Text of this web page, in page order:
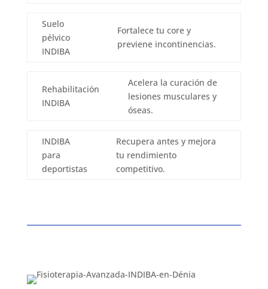
Suelo
pélvico
INDIBA
Fortalece tu core y
previene incontinencias.
Rehabilitación
INDIBA
Acelera la curación de
lesiones musculares y
óseas.
INDIBA
para
deportistas
Recupera antes y mejora
tu rendimiento
competitivo.